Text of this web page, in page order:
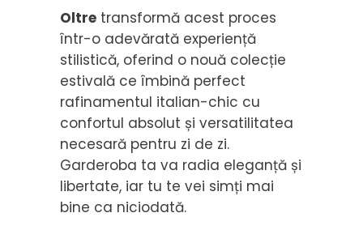
Oltre transformă acest proces
într-o adevărată experiență
stilistică, oferind o nouă colecție
estivală ce îmbină perfect
rafinamentul italian-chic cu
confortul absolut și versatilitatea
necesară pentru zi de zi.
Garderoba ta va radia eleganță și
libertate, iar tu te vei simți mai
bine ca niciodată.